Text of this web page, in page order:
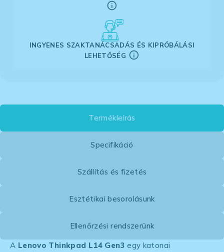
INGYENES SZAKTANÁCSADÁS ÉS KIPRÓBÁLÁSI
LEHETŐSÉG
Termékleírás
Specifikáció
Szállítás és fizetés
Esztétikai besorolásunk
Ellenőrzési rendszerünk
A Lenovo Thinkpad L14 Gen3 egy katonai